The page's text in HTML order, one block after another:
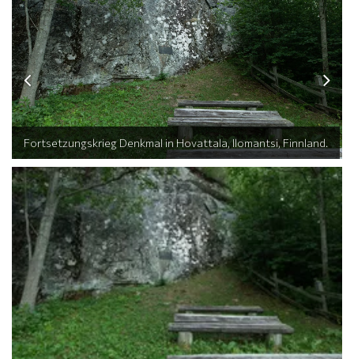
Fortsetzungskrieg Denkmal in Hovattala, Ilomantsi, Finnland.